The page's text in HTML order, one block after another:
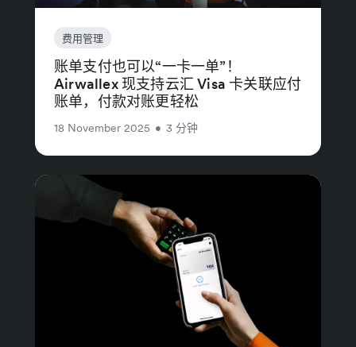
费用管理
账单支付也可以“一卡一单”！
Airwallex 现支持云汇 Visa 卡关联应付
账单，付款对账更轻松
18 November 2025 • 3 分钟